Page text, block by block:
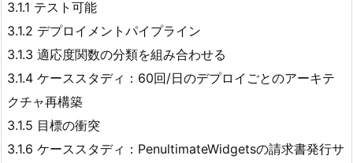
3.1.1 テスト可能
3.1.2 デプロイメントパイプライン
3.1.3 適応度関数の分類を組み合わせる
3.1.4 ケーススタディ：60回/日のデプロイごとのアーキテ
クチャ再構築
3.1.5 目標の衝突
3.1.6 ケーススタディ：PenultimateWidgetsの請求書発行サ